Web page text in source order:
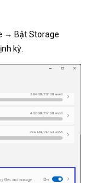
→ Bật Storage
kỳ.